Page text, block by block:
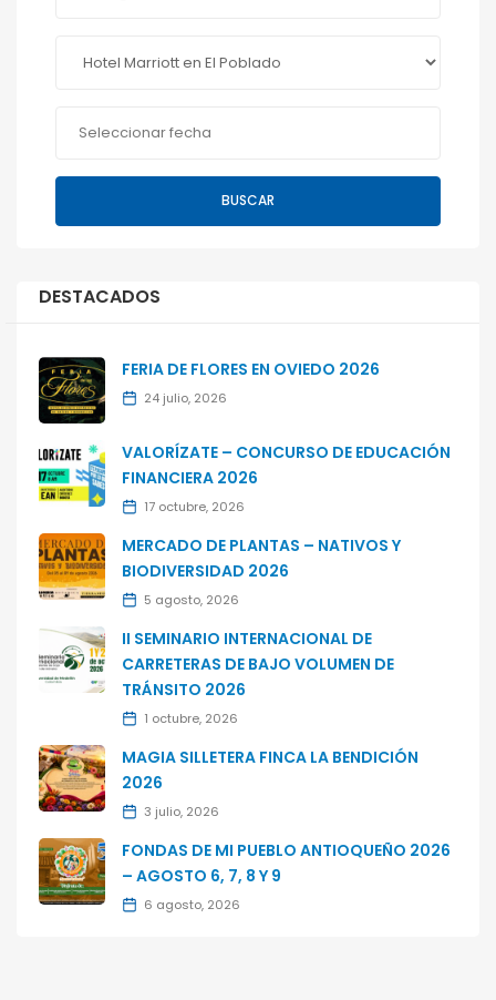
BUSCAR
DESTACADOS
FERIA DE FLORES EN OVIEDO 2026
24 julio, 2026
VALORÍZATE – CONCURSO DE EDUCACIÓN
FINANCIERA 2026
17 octubre, 2026
MERCADO DE PLANTAS – NATIVOS Y
BIODIVERSIDAD 2026
5 agosto, 2026
II SEMINARIO INTERNACIONAL DE
CARRETERAS DE BAJO VOLUMEN DE
TRÁNSITO 2026
1 octubre, 2026
MAGIA SILLETERA FINCA LA BENDICIÓN
2026
3 julio, 2026
FONDAS DE MI PUEBLO ANTIOQUEÑO 2026
– AGOSTO 6, 7, 8 Y 9
6 agosto, 2026